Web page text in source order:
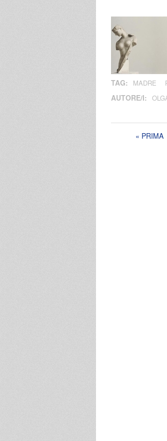
TAG: MADRE
AUTORE/I:
Pagine« PRIMA